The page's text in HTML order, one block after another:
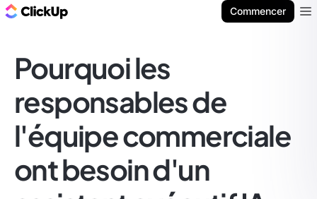
Commencer
Pourquoi les
responsables de
l'équipe commerciale
ont besoin d'un